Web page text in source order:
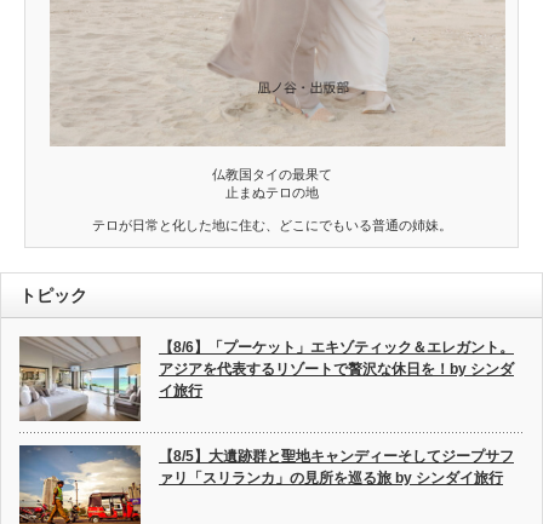
仏教国タイの最果て
止まぬテロの地
テロが日常と化した地に住む、どこにでもいる普通の姉妹。
トピック
【8/6】「プーケット」エキゾティック＆エレガント。
アジアを代表するリゾートで贅沢な休日を！by シンダ
イ旅行
【8/5】大遺跡群と聖地キャンディーそしてジープサフ
ァリ「スリランカ」の見所を巡る旅 by シンダイ旅行